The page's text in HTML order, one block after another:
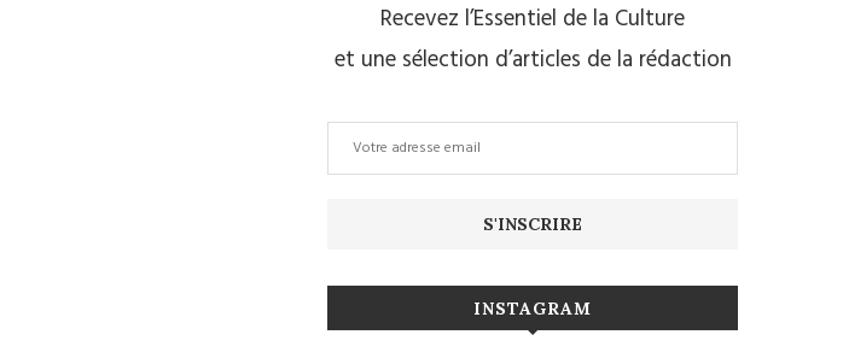
Recevez l’Essentiel de la Culture
et une sélection d’articles de la rédaction
INSTAGRAM